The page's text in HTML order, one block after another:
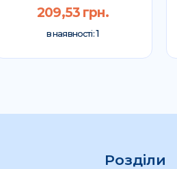
209,53 грн.
в наявності:1
Розділи